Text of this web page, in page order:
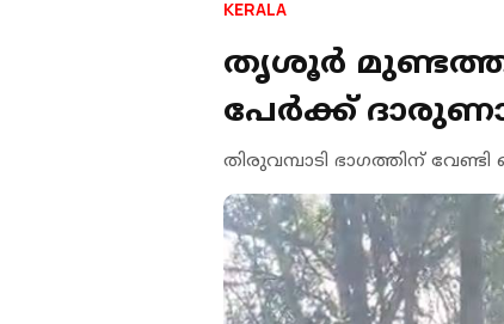
KERALA
തൃശൂര്‍
പേർക്ക്
തിരുവമ്പാടി ഭാഗത്തിന്